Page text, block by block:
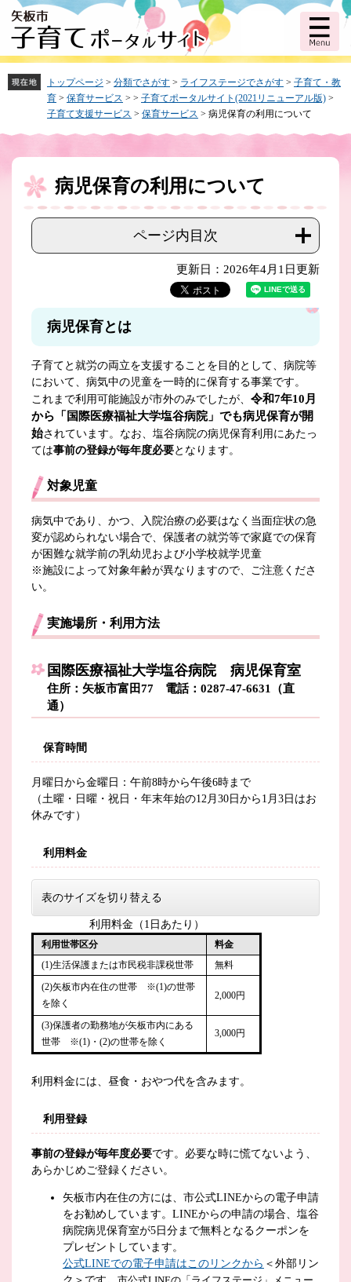
先
頭
で
を
飛
ば
本
トップページ > 分類でさがす > ライフステージでさがす > 子育て・教
育 > 保育サービス > > 子育てポータルサイト(2021リニューアル版) >
子育て支援サービス > 保育サービス > 病児保育の利用について
本
病児保育の利用について
ページ内目次
更新日：2026年4月1日更新
病児保育とは
子育てと就労の両立を支援することを目的として、病院等
において、病気中の児童を一時的に保育する事業です。
これまで利用可能施設が市外のみでしたが、 令和7年10月
から「国際医療福祉大学塩谷病院」でも病児保育が開
始されています。 なお、塩谷病院の病児保育利用にあたっ
ては事前の登録が毎年度必要となります。
対象児童
病気中であり、かつ、入院治療の必要はなく当面症状の急
変が認められない場合で、保護者の就労等で家庭での保育
が困難な就学前の乳幼児および小学校就学児童
※施設によって対象年齢が異なりますので、ご注意くださ
い。
実施場所・利用方法
国際医療福祉大学塩谷病院 病児保育室
住所：矢板市富田77 電話：0287-47-6631（直
通）​
保育時間
月曜日から金曜日：午前8時から午後6時まで
（土曜・日曜・祝日・年末年始の12月30日から1月3日はお
休みです）
利用料金
表のサイズを切り替える
利用料金（1日あたり）
利用世帯区分
料金
(1)生活保護または市民税非課税世帯
無料
(2)矢板市内在住の世帯 ※(1)の世帯
を除く
2,000円
(3)保護者の勤務地が矢板市内にある
世帯 ※(1)・(2)の世帯を除く
3,000円
利用料金には、昼食・おやつ代を含みます。
利用登録
事前の登録が毎年度必要です。必要な時に慌てないよう、
あらかじめご登録ください。
矢板市内在住の方には、市公式LINEからの電子申請
をお勧めしています。LINEからの申請の場合、塩谷
病院病児保育室が5日分まで無料となるクーポンを
プレゼントしています。
公式LINEでの電子申請はこのリンクから ＜外部リン